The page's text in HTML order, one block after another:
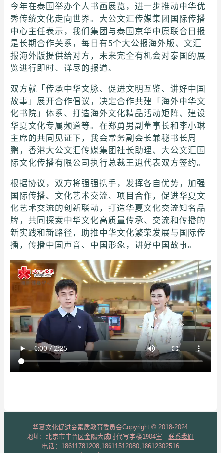
今年在泰国举办个人书画展览，进一步推动中华优
秀传统文化走向世界。大公文汇传媒集团国际传播
中心主任表示，我们集团与泰国京华中原联合日报
是长期合作关系，每日有5个大公报海外版、文汇
报海外版提供给对方，未来完全有机会对泰国的展
览进行即时、详尽的报道。
双方就「传承中华文脉、促进文明互鉴、讲好中国
故事」展开合作倡议，决定合作共建「海外中华文
化书院」体系、打造海外文化精品活动矩阵、建设
华夏文化专属频道等。在郑勇男副董事长和李小琳
主席的共同见证下，我会常务副会长兼秘书长周
鹏，香港大公文汇传媒集团社长助理、大公文汇国
际文化传播有限公司执行总裁王逍代表双方签约。
根据协议，双方将强强携手，发挥各自优势，加强
国际传播、文化艺术交流、项目合作，促进华夏文
化艺术交流的创新联动，打造华夏文化交流知名品
牌，共同探索中华文化高质量传承、交流和传播的
新实践和新路径，助推中华文化繁荣发展与国际传
播，传播中国声音、中国形象，讲好中国故事。
华夏文化促进会素质教育委员会Copyright © 2018-2024
地址：北京市丰台区金隅大成时代写字楼1904室联系我们
电话：18611781208,18611512080,18612302516